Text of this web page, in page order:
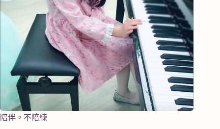
陪伴。不陪練